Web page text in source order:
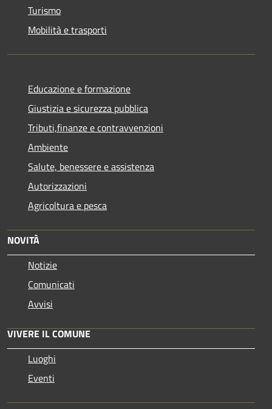
Turismo
Mobilità e trasporti
Educazione e formazione
Giustizia e sicurezza pubblica
Tributi,finanze e contravvenzioni
Ambiente
Salute, benessere e assistenza
Autorizzazioni
Agricoltura e pesca
NOVITÀ
Notizie
Comunicati
Avvisi
VIVERE IL COMUNE
Luoghi
Eventi